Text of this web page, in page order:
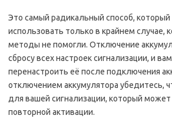
Это самый радикальный способ,
использовать только в крайнем случае,
методы не помогли. Отключение
сбросу всех настроек сигнализации, и
перенастроить её после подключения
отключением аккумулятора убедитесь,
для вашей сигнализации, который
повторной активации.